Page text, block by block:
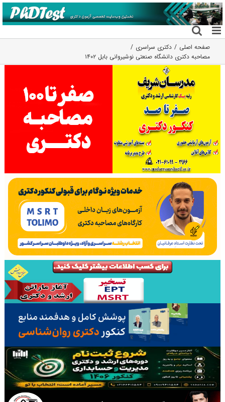
رفتن
به
محتوا
صفحه اصلی
دکتری سراسری
مصاحبه دکتری دانشگاه صنعتی نوشیروانی بابل ۱۴۰۲